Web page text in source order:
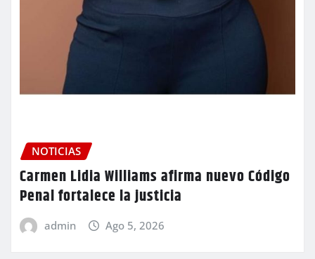
NOTICIAS
Carmen Lidia Williams afirma nuevo Código
Penal fortalece la justicia
admin Ago 5, 2026